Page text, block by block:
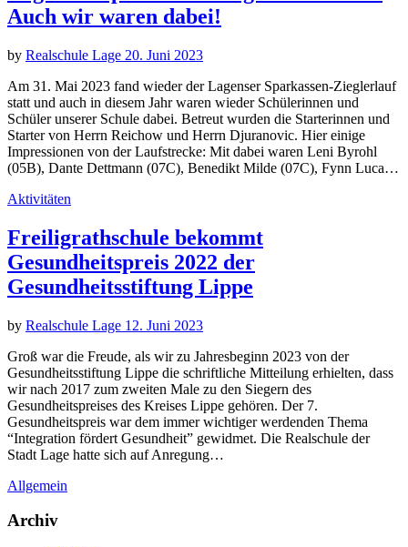
Auch wir waren dabei!
by Realschule Lage 20. Juni 2023
Am 31. Mai 2023 fand wieder der Lagenser Sparkassen-Zieglerlauf
statt und auch in diesem Jahr waren wieder Schülerinnen und
Schüler unserer Schule dabei. Betreut wurden die Starterinnen und
Starter von Herrn Reichow und Herrn Djuranovic. Hier einige
Impressionen von der Laufstrecke: Mit dabei waren Leni Byrohl
(05B), Dante Dettmann (07C), Benedikt Milde (07C), Fynn Luca…
Aktivitäten
Freiligrathschule bekommt
Gesundheitspreis 2022 der
Gesundheitsstiftung Lippe
by Realschule Lage 12. Juni 2023
Groß war die Freude, als wir zu Jahresbeginn 2023 von der
Gesundheitsstiftung Lippe die schriftliche Mitteilung erhielten, dass
wir nach 2017 zum zweiten Male zu den Siegern des
Gesundheitspreises des Kreises Lippe gehören. Der 7.
Gesundheitspreis war dem immer wichtiger werdenden Thema
“Integration fördert Gesundheit” gewidmet. Die Realschule der
Stadt Lage hatte sich auf Anregung…
Allgemein
Archiv